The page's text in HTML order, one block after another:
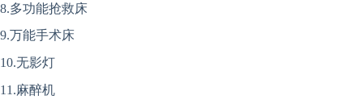
8.多功能抢救床
9.万能手术床
10.无影灯
11.麻醉机